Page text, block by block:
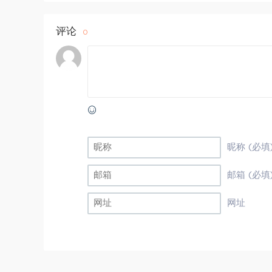
评论 0
昵称 (必填
邮箱 (必填
网址